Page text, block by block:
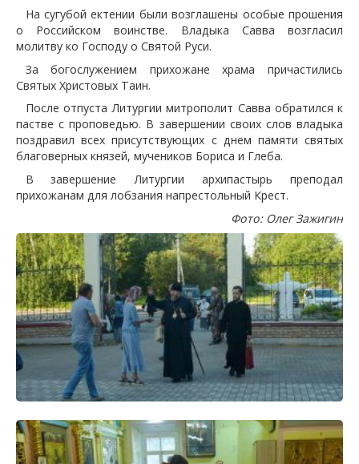
На сугубой ектении были возглашены особые прошения
о Российском воинстве. Владыка Савва возгласил
молитву ко Господу о Святой Руси.
За богослужением прихожане храма причастились
Святых Христовых Таин.
После отпуста Литургии митрополит Савва обратился к
пастве с проповедью. В завершении своих слов владыка
поздравил всех присутствующих с днем памяти святых
благоверных князей, мучеников Бориса и Глеба.
В завершение Литургии архипастырь преподал
прихожанам для лобзания напрестольный Крест.
Фото: Олег Зажигин